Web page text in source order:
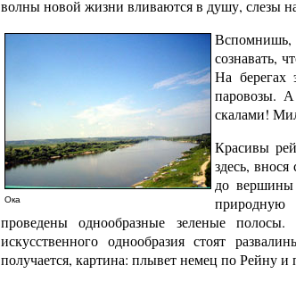
волны новой жизни вливаются в душу, слезы
Ока
сознавать,
На берегах
паровозы.
скалами!
Красивы
здесь,
до вершины
природную
проведены однообразные зеленые
искусственного однообразия стоят
получается, картина: плывет немец по Рейну и